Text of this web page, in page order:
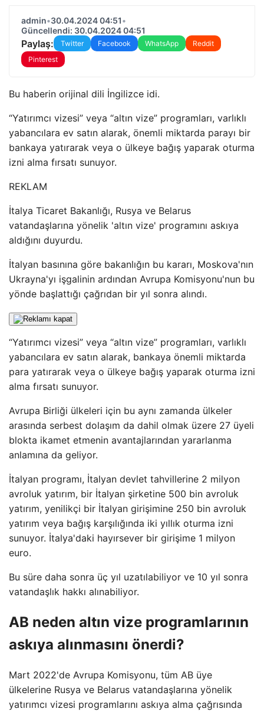
admin•30.04.2024 04:51•
Güncellendi: 30.04.2024 04:51
Paylaş: Twitter Facebook WhatsApp
Reddit
Pinterest
Bu haberin orijinal dili İngilizce idi.
“Yatırımcı vizesi” veya “altın vize” programları, varlıklı
yabancılara ev satın alarak, önemli miktarda parayı bir
bankaya yatırarak veya o ülkeye bağış yaparak oturma
izni alma fırsatı sunuyor.
REKLAM
İtalya Ticaret Bakanlığı, Rusya ve Belarus
vatandaşlarına yönelik 'altın vize' programını askıya
aldığını duyurdu.
İtalyan basınına göre bakanlığın bu kararı, Moskova'nın
Ukrayna'yı işgalinin ardından Avrupa Komisyonu'nun bu
yönde başlattığı çağrıdan bir yıl sonra alındı.
“Yatırımcı vizesi” veya “altın vize” programları, varlıklı
yabancılara ev satın alarak, bankaya önemli miktarda
para yatırarak veya o ülkeye bağış yaparak oturma izni
alma fırsatı sunuyor.
Avrupa Birliği ülkeleri için bu aynı zamanda ülkeler
arasında serbest dolaşım da dahil olmak üzere 27 üyeli
blokta ikamet etmenin avantajlarından yararlanma
anlamına da geliyor.
İtalyan programı, İtalyan devlet tahvillerine 2 milyon
avroluk yatırım, bir İtalyan şirketine 500 bin avroluk
yatırım, yenilikçi bir İtalyan girişimine 250 bin avroluk
yatırım veya bağış karşılığında iki yıllık oturma izni
sunuyor. İtalya'daki hayırsever bir girişime 1 milyon
euro.
Bu süre daha sonra üç yıl uzatılabiliyor ve 10 yıl sonra
vatandaşlık hakkı alınabiliyor.
AB neden altın vize programlarının
askıya alınmasını önerdi?
Mart 2022'de Avrupa Komisyonu, tüm AB üye
ülkelerine Rusya ve Belarus vatandaşlarına yönelik
yatırımcı vizesi programlarını askıya alma çağrısında